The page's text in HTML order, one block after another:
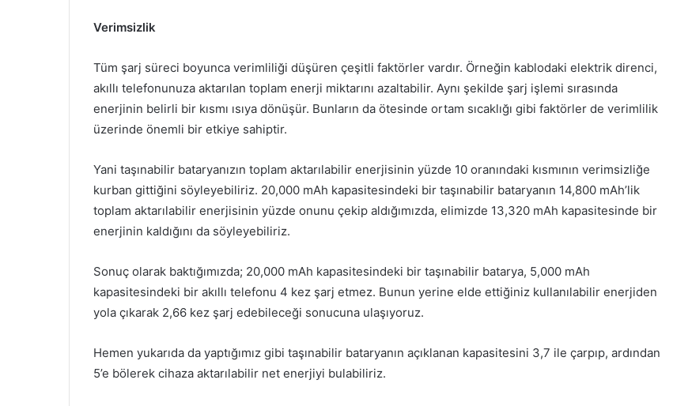
Verimsizlik
Tüm şarj süreci boyunca verimliliği düşüren çeşitli faktörler vardır. Örneğin kablodaki elektrik direnci,
akıllı telefonunuza aktarılan toplam enerji miktarını azaltabilir. Aynı şekilde şarj işlemi sırasında
enerjinin belirli bir kısmı ısıya dönüşür. Bunların da ötesinde ortam sıcaklığı gibi faktörler de verimlilik
üzerinde önemli bir etkiye sahiptir.
Yani taşınabilir bataryanızın toplam aktarılabilir enerjisinin yüzde 10 oranındaki kısmının verimsizliğe
kurban gittiğini söyleyebiliriz. 20,000 mAh kapasitesindeki bir taşınabilir bataryanın 14,800 mAh’lik
toplam aktarılabilir enerjisinin yüzde onunu çekip aldığımızda, elimizde 13,320 mAh kapasitesinde bir
enerjinin kaldığını da söyleyebiliriz.
Sonuç olarak baktığımızda; 20,000 mAh kapasitesindeki bir taşınabilir batarya, 5,000 mAh
kapasitesindeki bir akıllı telefonu 4 kez şarj etmez. Bunun yerine elde ettiğiniz kullanılabilir enerjiden
yola çıkarak 2,66 kez şarj edebileceği sonucuna ulaşıyoruz.
Hemen yukarıda da yaptığımız gibi taşınabilir bataryanın açıklanan kapasitesini 3,7 ile çarpıp, ardından
5’e bölerek cihaza aktarılabilir net enerjiyi bulabiliriz.